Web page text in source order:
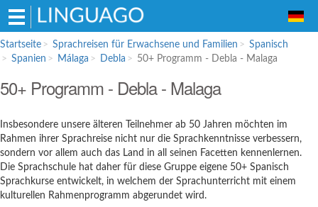
Hauptmenü
Familien
Französisch
Spanisch
Italienisch
Sprachschulen für Schüler
Startseite Sprachreisen für Erwachsene und Familien
Spanisch
Spanien
Málaga Debla 50+ Programm - Debla - Malaga
50+ Programm - Debla - Malaga
Insbesondere unsere älteren Teilnehmer ab 50 Jahren möchten im
Rahmen ihrer Sprachreise nicht nur die Sprachkenntnisse verbessern,
sondern vor allem auch das Land in all seinen Facetten kennenlernen.
Die Sprachschule hat daher für diese Gruppe eigene 50+ Spanisch
Sprachkurse entwickelt, in welchem der Sprachunterricht mit einem
kulturellen Rahmenprogramm abgerundet wird.